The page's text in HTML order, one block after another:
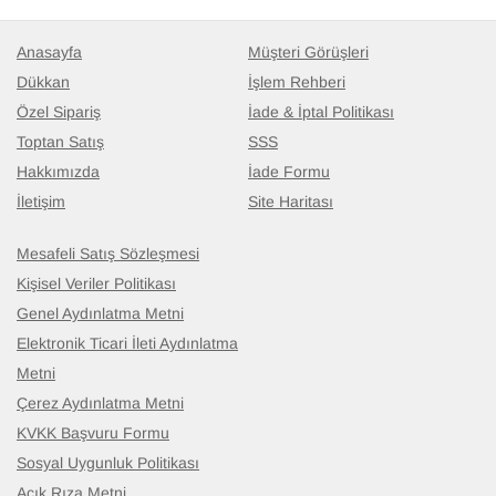
Anasayfa
Dükkan
Özel Sipariş
Toptan Satış
Hakkımızda
İletişim
Müşteri Görüşleri
İşlem Rehberi
İade & İptal Politikası
SSS
İade Formu
Site Haritası
Mesafeli Satış Sözleşmesi
Kişisel Veriler Politikası
Genel Aydınlatma Metni
Elektronik Ticari İleti Aydınlatma
Metni
Çerez Aydınlatma Metni
KVKK Başvuru Formu
Sosyal Uygunluk Politikası